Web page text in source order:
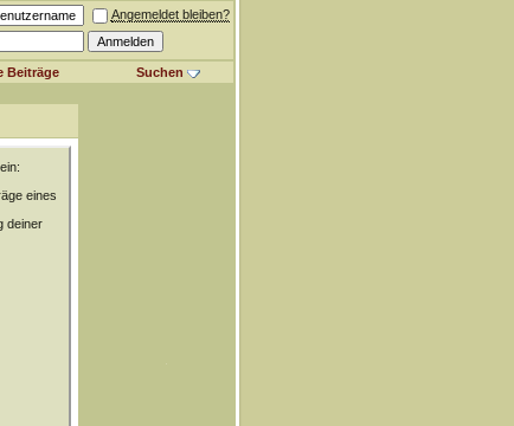
Angemeldet bleiben?
Beiträge Suchen
eines
deiner